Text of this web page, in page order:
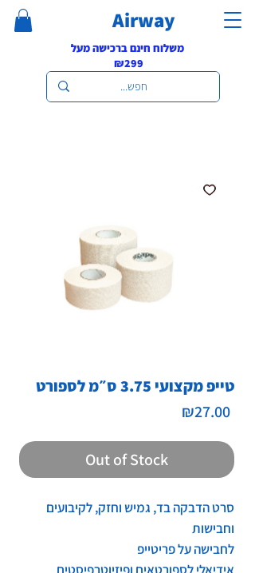
Airway
משלוח חינם ברכישה מעל
₪299
טייפ מקצועי 3.75 ס״מ לספורט
₪27.00Price
Out of Stock
סרט הדבקה בד, גמיש וחזק, לקיבועים
וחבישות
לחבישה על פריטייפ